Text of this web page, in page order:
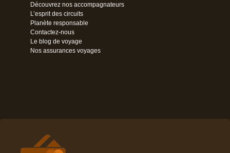
Découvrez nos accompagnateurs
L’esprit des circuits
Planète responsable
Contactez-nous
Le blog de voyage
Nos assurances voyages